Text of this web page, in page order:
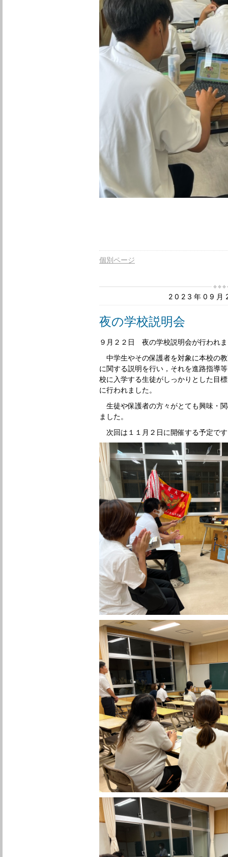
個別ページ
2023年09月
夜の学校説明会
９月２２日 夜の学校説明会が行われ
中学生やその保護者を対象に本校の
に関する説明を行い，それを進路指導
校に入学する生徒がしっかりとした目
に行われました。
生徒や保護者の方々がとても興味・
ました。
次回は１１月２日に開催する予定で